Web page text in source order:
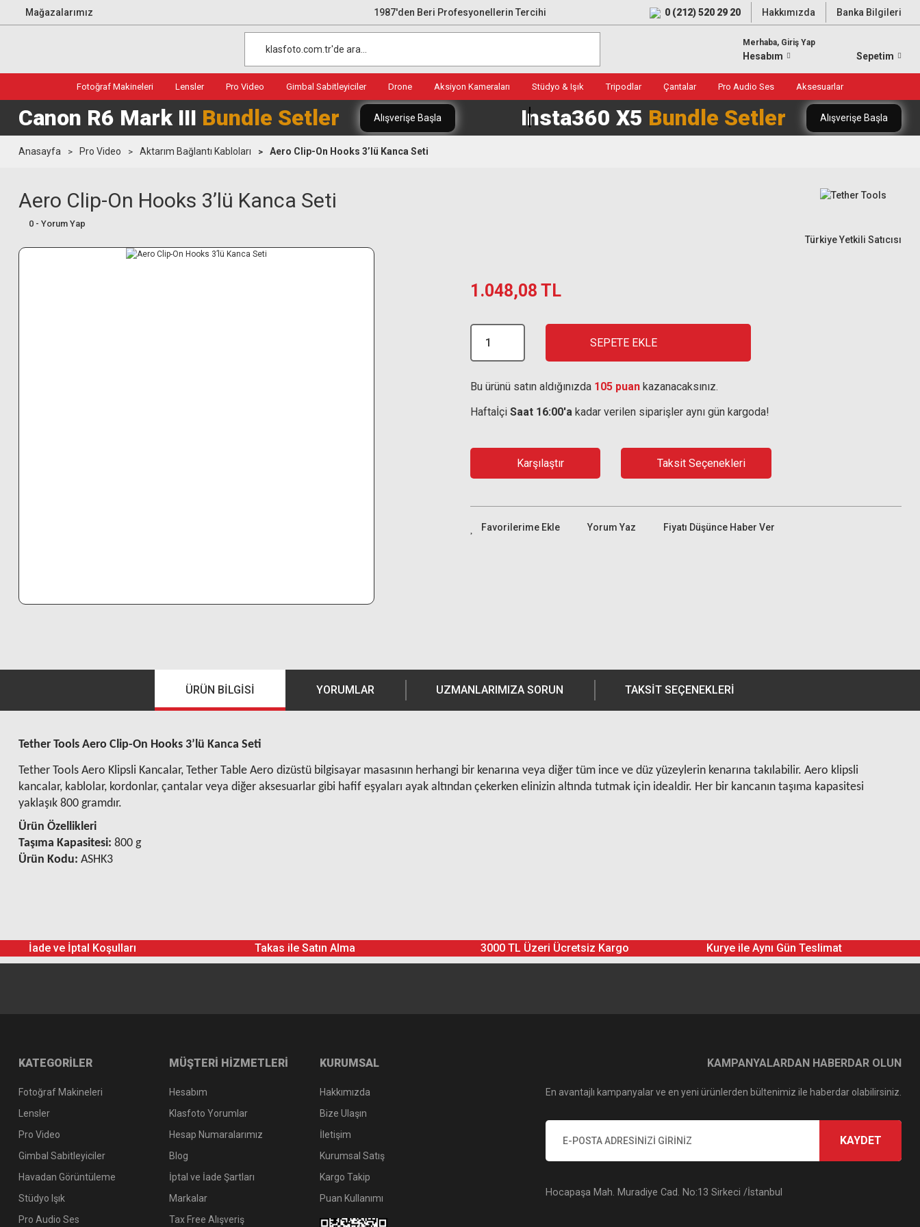
Mağazalarımız 1987'den Beri Profesyonellerin Tercihi 0 (212) 520 29 20 Hakkımızda Banka Bilgileri
Merhaba, Giriş Yap
Hesabım Sepetim
Fotoğraf Makineleri Lensler Pro Video Gimbal Sabitleyiciler Drone Aksiyon Kameraları Stüdyo & Işık Tripodlar Çantalar Pro Audio Ses Aksesuarlar
Canon R6 Mark III Bundle Setler Alışverişe Başla Insta360 X5 Bundle Setler Alışverişe Başla
Anasayfa Pro Video Aktarım Bağlantı Kabloları Aero Clip-On Hooks 3’lü Kanca Seti
Aero Clip-On Hooks 3’lü Kanca Seti
0 - Yorum Yap
Türkiye Yetkili Satıcısı
1.048,08 TL
SEPETE EKLE
Bu ürünü satın aldığınızda 105 puan kazanacaksınız.
Haftaİçi Saat 16:00'a kadar verilen siparişler aynı gün kargoda!
Karşılaştır Taksit Seçenekleri
Yorum Yaz Fiyatı Düşünce Haber Ver
ÜRÜN BILGISI YORUMLAR UZMANLARIMIZA SORUN TAKSIT SEÇENEKLERI
Tether Tools Aero Clip-On Hooks 3’lü Kanca Seti
Tether Tools Aero Klipsli Kancalar, Tether Table Aero dizüstü bilgisayar masasının herhangi bir kenarına veya diğer tüm ince ve düz yüzeylerin kenarına takılabilir. Aero klipsli
kancalar, kablolar, kordonlar, çantalar veya diğer aksesuarlar gibi hafif eşyaları ayak altından çekerken elinizin altında tutmak için idealdir. Her bir kancanın taşıma kapasitesi
yaklaşık 800 gramdır.
Ürün Özellikleri
Taşıma Kapasitesi: 800 g
Ürün Kodu: ASHK3
İade ve İptal Koşulları Takas ile Satın Alma 3000 TL Üzeri Ücretsiz Kargo Kurye ile Aynı Gün Teslimat
KATEGORİLER
Fotoğraf Makineleri
Lensler
Pro Video
Gimbal Sabitleyiciler
Havadan Görüntüleme
Stüdyo Işık
Pro Audio Ses
MÜŞTERİ HİZMETLERİ
Hesabım
Klasfoto Yorumlar
Hesap Numaralarımız
Blog
İptal ve İade Şartları
Markalar
Tax Free Alışveriş
KURUMSAL
Hakkımızda
Bize Ulaşın
İletişim
Kurumsal Satış
Kargo Takip
Puan Kullanımı
KAMPANYALARDAN HABERDAR OLUN
En avantajlı kampanyalar ve en yeni ürünlerden bültenimiz ile haberdar olabilirsiniz.
KAYDET
Hocapaşa Mah. Muradiye Cad. No:13 Sirkeci /İstanbul